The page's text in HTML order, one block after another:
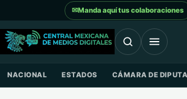
Saltar al contenido
✉Manda aquí tus colaboraciones
NACIONAL ESTADOS CÁMARA DE